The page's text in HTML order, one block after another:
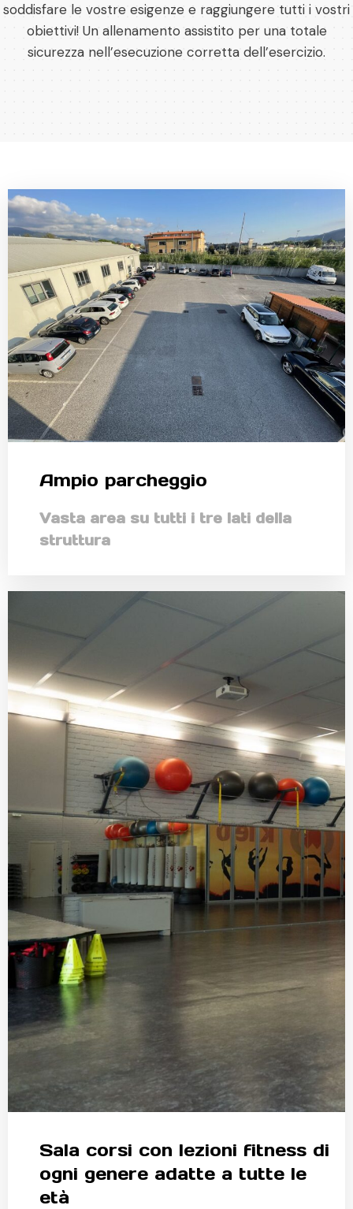
soddisfare le vostre esigenze e raggiungere tutti i vostri
obiettivi! Un allenamento assistito per una totale
sicurezza nell’esecuzione corretta dell’esercizio.
Ampio parcheggio
Vasta area su tutti i tre lati della
struttura
Sala corsi con lezioni fitness di
ogni genere adatte a tutte le
età